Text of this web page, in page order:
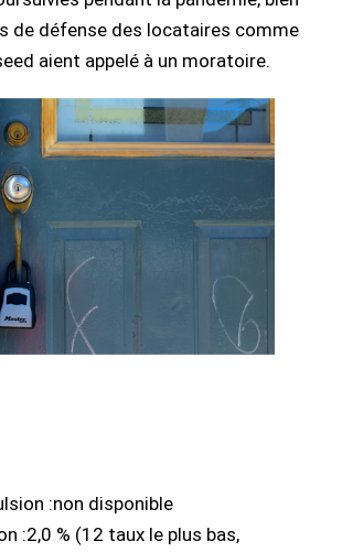
de défense des locataires comme
aient appelé à un moratoire.
:non disponible
:2,0 % (12 taux le plus bas,